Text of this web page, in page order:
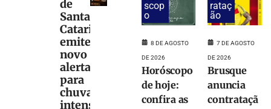
de
Santa
Catarina
emite
novo
alerta
para
chuva
intensa
scop
o
8 DE AGOSTO
DE 2026
Horóscopo
de hoje:
confira as
rataç
ão
7 DE AGOSTO
DE 2026
Brusque
anuncia
contrataçã